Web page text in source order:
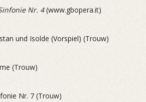
Nr. 4(www.gbopera.it)
und Isolde (Vorspiel) (Trouw)
(Trouw)
Nr. 7 (Trouw)